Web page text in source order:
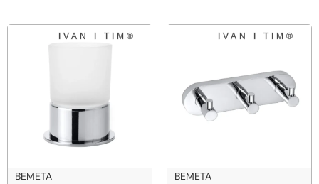
BEMETA
BEMETA